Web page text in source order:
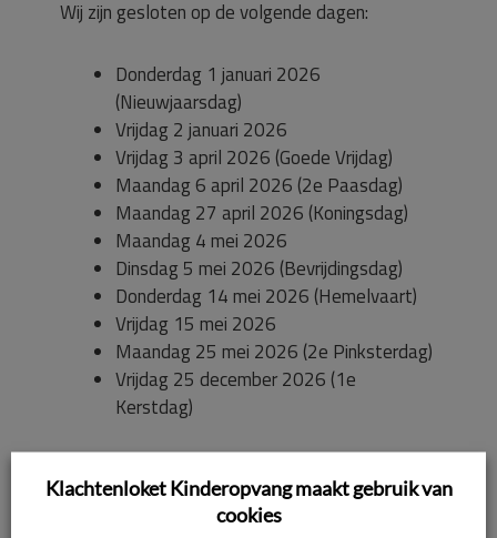
Wij zijn gesloten op de volgende dagen:
Donderdag 1 januari 2026
(Nieuwjaarsdag)
Vrijdag 2 januari 2026
Vrijdag 3 april 2026 (Goede Vrijdag)
Maandag 6 april 2026 (2e Paasdag)
Maandag 27 april 2026 (Koningsdag)
Maandag 4 mei 2026
Dinsdag 5 mei 2026 (Bevrijdingsdag)
Donderdag 14 mei 2026 (Hemelvaart)
Vrijdag 15 mei 2026
Maandag 25 mei 2026 (2e Pinksterdag)
Vrijdag 25 december 2026 (1e
Kerstdag)
 31 december 2025
Klachtenloket Kinderopvang maakt gebruik van
cookies